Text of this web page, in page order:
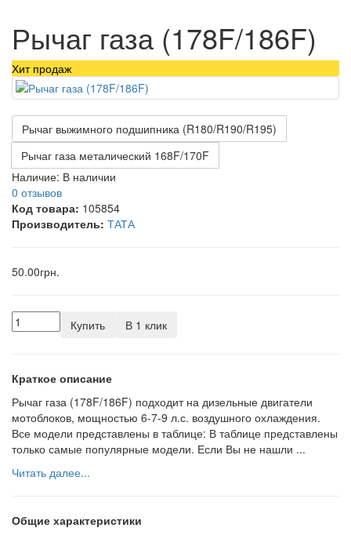
Рычаг газа (178F/186F)
Хит продаж
Рычаг выжимного подшипника (R180/R190/R195)
Рычаг газа металический 168F/170F
Наличие: В наличии
0 отзывов
Код товара: 105854
Производитель: ТАТА
50.00грн.
Купить В 1 клик
Краткое описание
Рычаг газа (178F/186F) подходит на дизельные двигатели
мотоблоков, мощностью 6-7-9 л.с. воздушного охлаждения.
Все модели представлены в таблице: В таблице представлены
только самые популярные модели. Если Вы не нашли ...
Читать далее...
Общие характеристики